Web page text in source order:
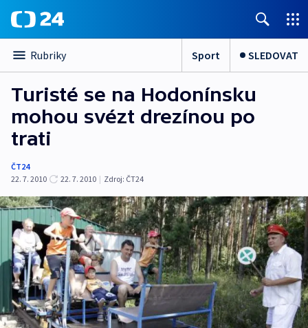
Rubriky Sport SLEDOVAT
Turisté se na Hodonínsku
mohou svézt drezínou po
trati
ČT24
22. 7. 2010
22. 7. 2010 | Zdroj: ČT24